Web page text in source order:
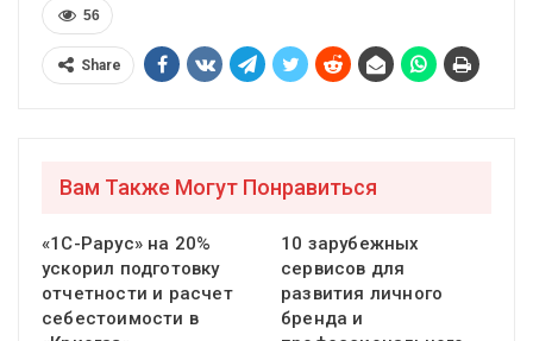
56
Share
Вам Также Могут Понравиться
«1С-Рарус» на 20%
ускорил подготовку
отчетности и расчет
себестоимости в
10 зарубежных
сервисов для
развития личного
бренда и